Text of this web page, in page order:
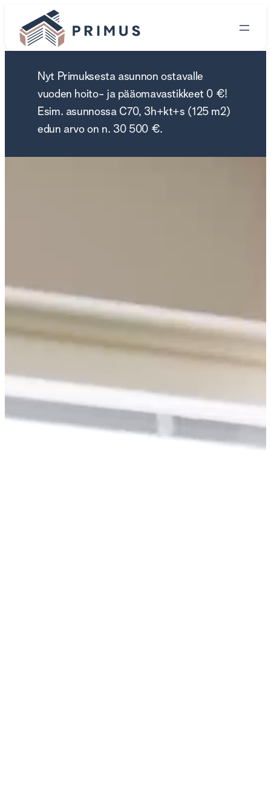
sisältöön
Nyt Primuksesta asunnon ostavalle
vuoden hoito- ja pääomavastikkeet 0 €!
Esim. asunnossa C70, 3h+kt+s (125 m2)
edun arvo on n. 30 500 €.